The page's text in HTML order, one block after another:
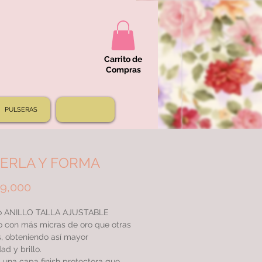
Carrito de
Compras
PULSERAS
Y FORMA
Price
ANILLO TALLA AJUSTABLE
con más micras de oro que otras
obteniendo así mayor
y brillo.